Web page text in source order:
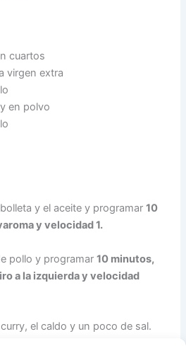
cuartos
virgen extra
en polvo
y el aceite y programar10
y velocidad 1.
pollo y programar10 minutos,
a la izquierda y velocidad
el caldo y un poco de sal.